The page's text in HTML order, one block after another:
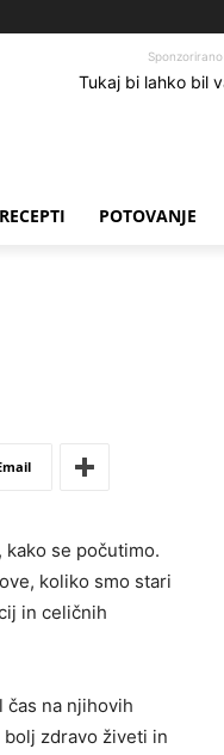
Sponzorirano
RECEPTI POTOVANJE
se počutimo.
koliko smo stari
in celičnih
na njihovih
zdravo živeti in